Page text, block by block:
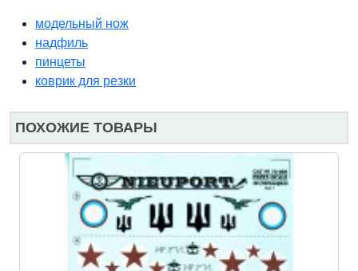
модельный нож
надфиль
пинцеты
коврик для резки
ПОХОЖИЕ ТОВАРЫ